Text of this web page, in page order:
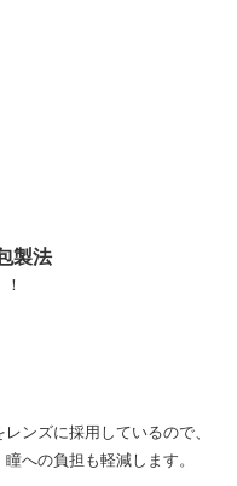
製法
ンズに採用しているので、
への負担も軽減します。